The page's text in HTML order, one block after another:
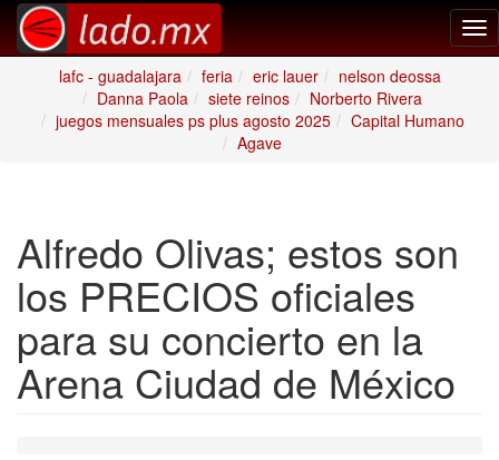
lafc - guadalajara
feria eric lauer
nelson deossa
Danna Paola
siete reinos
Norberto Rivera
juegos mensuales ps plus agosto 2025
Capital Humano
Agave
Alfredo Olivas; estos son
los PRECIOS oficiales
para su concierto en la
Arena Ciudad de México